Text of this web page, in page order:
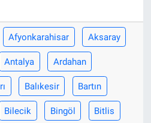
Afyonkarahisar Aksaray
Antalya Ardahan
Balıkesir Bartın
Bilecik Bingöl Bitlis